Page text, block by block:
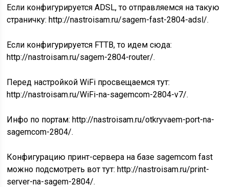
Если конфигурируется ADSL, то отправляемся на такую
страничку: http://nastroisam.ru/sagem-fast-2804-adsl/.
Если конфигурируется FTTB, то идем сюда:
http://nastroisam.ru/sagem-2804-router/.
Перед настройкой WiFi просвещаемся тут:
http://nastroisam.ru/WiFi-na-sagemcom-2804-v7/.
Инфо по портам: http://nastroisam.ru/otkryvaem-port-na-
sagemcom-2804/.
Конфигурацию принт-сервера на базе sagemcom fast
можно подсмотреть вот тут: http://nastroisam.ru/print-
server-na-sagem-2804/.